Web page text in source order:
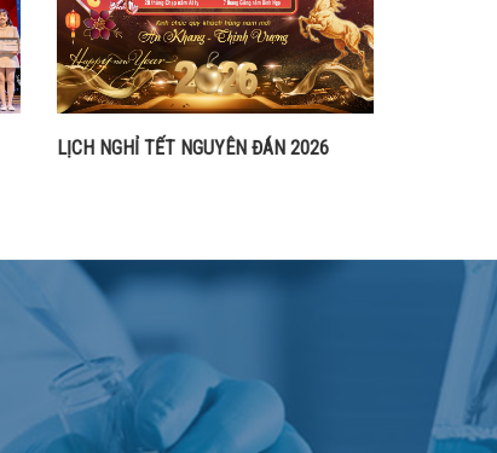
LỊCH NGHỈ TẾT NGUYÊN ĐÁN 2026